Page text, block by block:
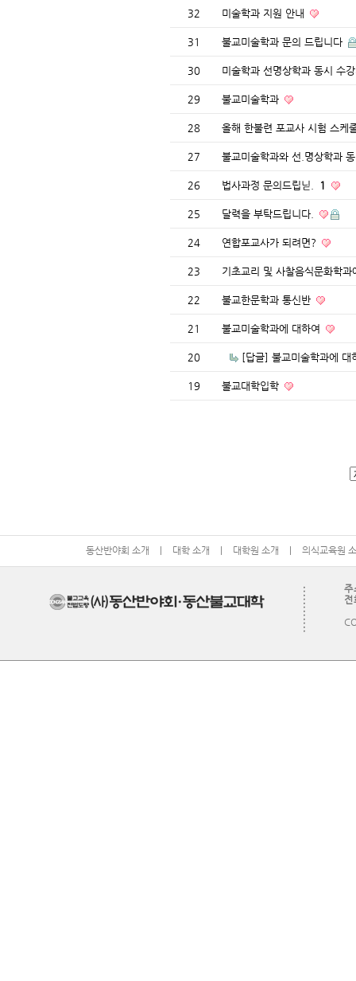
32 미술학과 지원 안내
31 불교미술학과 문의 드립니다
30 미술학과 선명상학과 동시 수
29 불교미술학과
28 올해 한불련 포교사 시험 스케
27 불교미술학과와 선.명상학과
26 법사과정 문의드립닏. 1
25 달력을 부탁드립니다.
24 연합포교사가 되려면?
23 기초교리 및 사찰음식문화학
22 불교한문학과 통신반
21 불교미술학과에 대하여
20 [답글] 불교미술학과에 대
19 불교대학입학
동산반야회 소개 | 대학 소개 | 대학원 소개 | 의식교육원